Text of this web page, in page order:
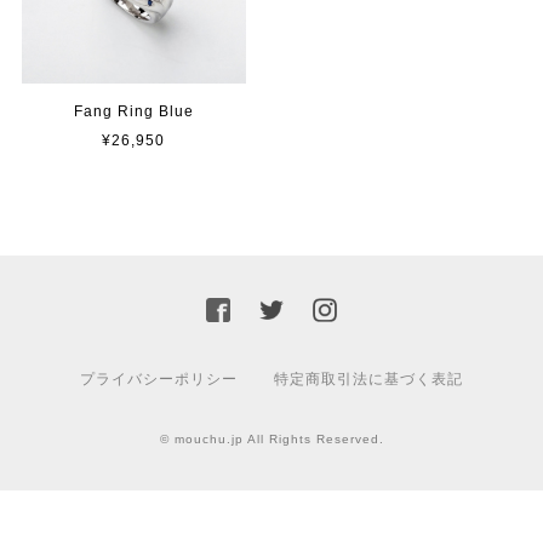
Fang Ring Blue
¥26,950
プライバシーポリシー 特定商取引法に基づく表記
© mouchu.jp All Rights Reserved.